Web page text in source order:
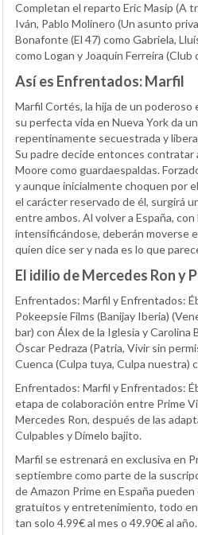
Completan el reparto Eric Masip (A
Iván, Pablo Molinero (Un asunto
Bonafonte(El 47) como Gabriela,
como Logan y Joaquín Ferreira (Club
Así es Enfrentados: Marfil
Marfil Cortés, la hija de un poderoso
su perfecta vida en Nueva York da
repentinamente secuestrada y
Su padre decide entonces contratar
Moore como guardaespaldas.
y aunque inicialmente choquen por
el carácter reservado de él, surgirá
entre ambos. Al volver a España, con
intensificándose, deberán moverse
quien dice ser y nada es lo que
El idilio deMercedes Ron y
Enfrentados: Marfil yEnfrentados:
Pokeepsie Films (Banijay Iberia) (
bar) con Álex de la Iglesia yCarolina
Óscar Pedraza (Patria, Vivir sin
Cuenca (Culpa tuya, Culpa nuestra)
Enfrentados: Marfil yEnfrentados:
etapa de colaboración entre Prime
Mercedes Ron, después de las
Culpables yDímelo bajito.
Marfil se estrenará en exclusiva en
septiembre como parte de la
de Amazon Prime en España
gratuitos y entretenimiento, todo
tan solo 4.99€ al mes o 49.90€ al año.